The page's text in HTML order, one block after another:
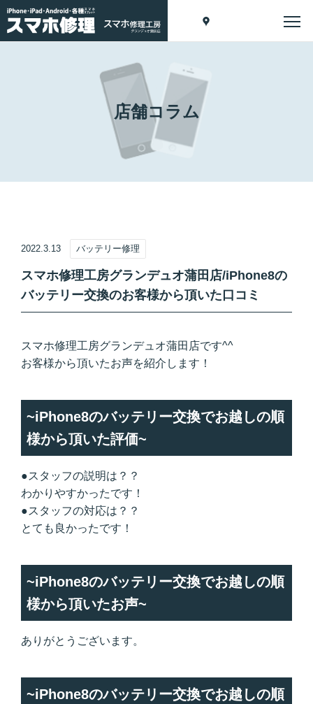
店舗コラム
2022.3.13 バッテリー修理
スマホ修理工房グランデュオ蒲田店/iPhone8の
バッテリー交換のお客様から頂いた口コミ
スマホ修理工房グランデュオ蒲田店です^^
お客様から頂いたお声を紹介します！
~iPhone8のバッテリー交換でお越しの順
様から頂いた評価~
●スタッフの説明は？？
わかりやすかったです！
●スタッフの対応は？？
とても良かったです！
~iPhone8のバッテリー交換でお越しの順
様から頂いたお声~
ありがとうございます。
~iPhone8のバッテリー交換でお越しの順